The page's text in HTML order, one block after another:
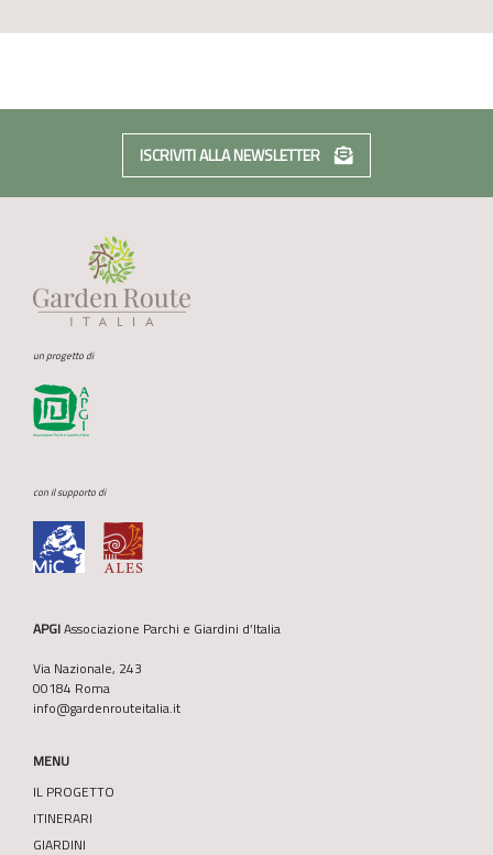
ISCRIVITI ALLA NEWSLETTER
un progetto di
con il supporto di
APGIAssociazione Parchi e Giardini d’Italia
Via Nazionale, 243
00184 Roma
info@gardenrouteitalia.it
MENU
IL PROGETTO
ITINERARI
GIARDINI